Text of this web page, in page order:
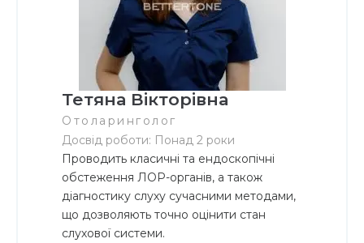
Тетяна Вікторівна
Отоларинголог
Досвід роботи: Понад 2 роки
Проводить класичні та ендоскопічні
обстеження ЛОР-органів, а також
діагностику слуху сучасними методами,
що дозволяють точно оцінити стан
слухової системи.